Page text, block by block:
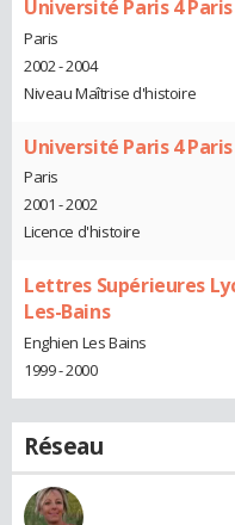
Université Paris 4
Paris
2002 - 2004
Niveau Maîtrise d'histoire
Université Paris 4
Paris
2001 - 2002
Licence d'histoire
Lettres Supérieures
Les-Bains
Enghien Les Bains
1999 - 2000
Réseau